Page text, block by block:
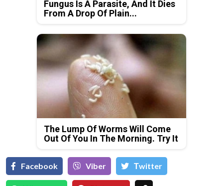
Fungus Is A Parasite, And It Dies
From A Drop Of Plain...
The Lump Of Worms Will Come
Out Of You In The Morning. Try It
Facebook Viber Тwitter